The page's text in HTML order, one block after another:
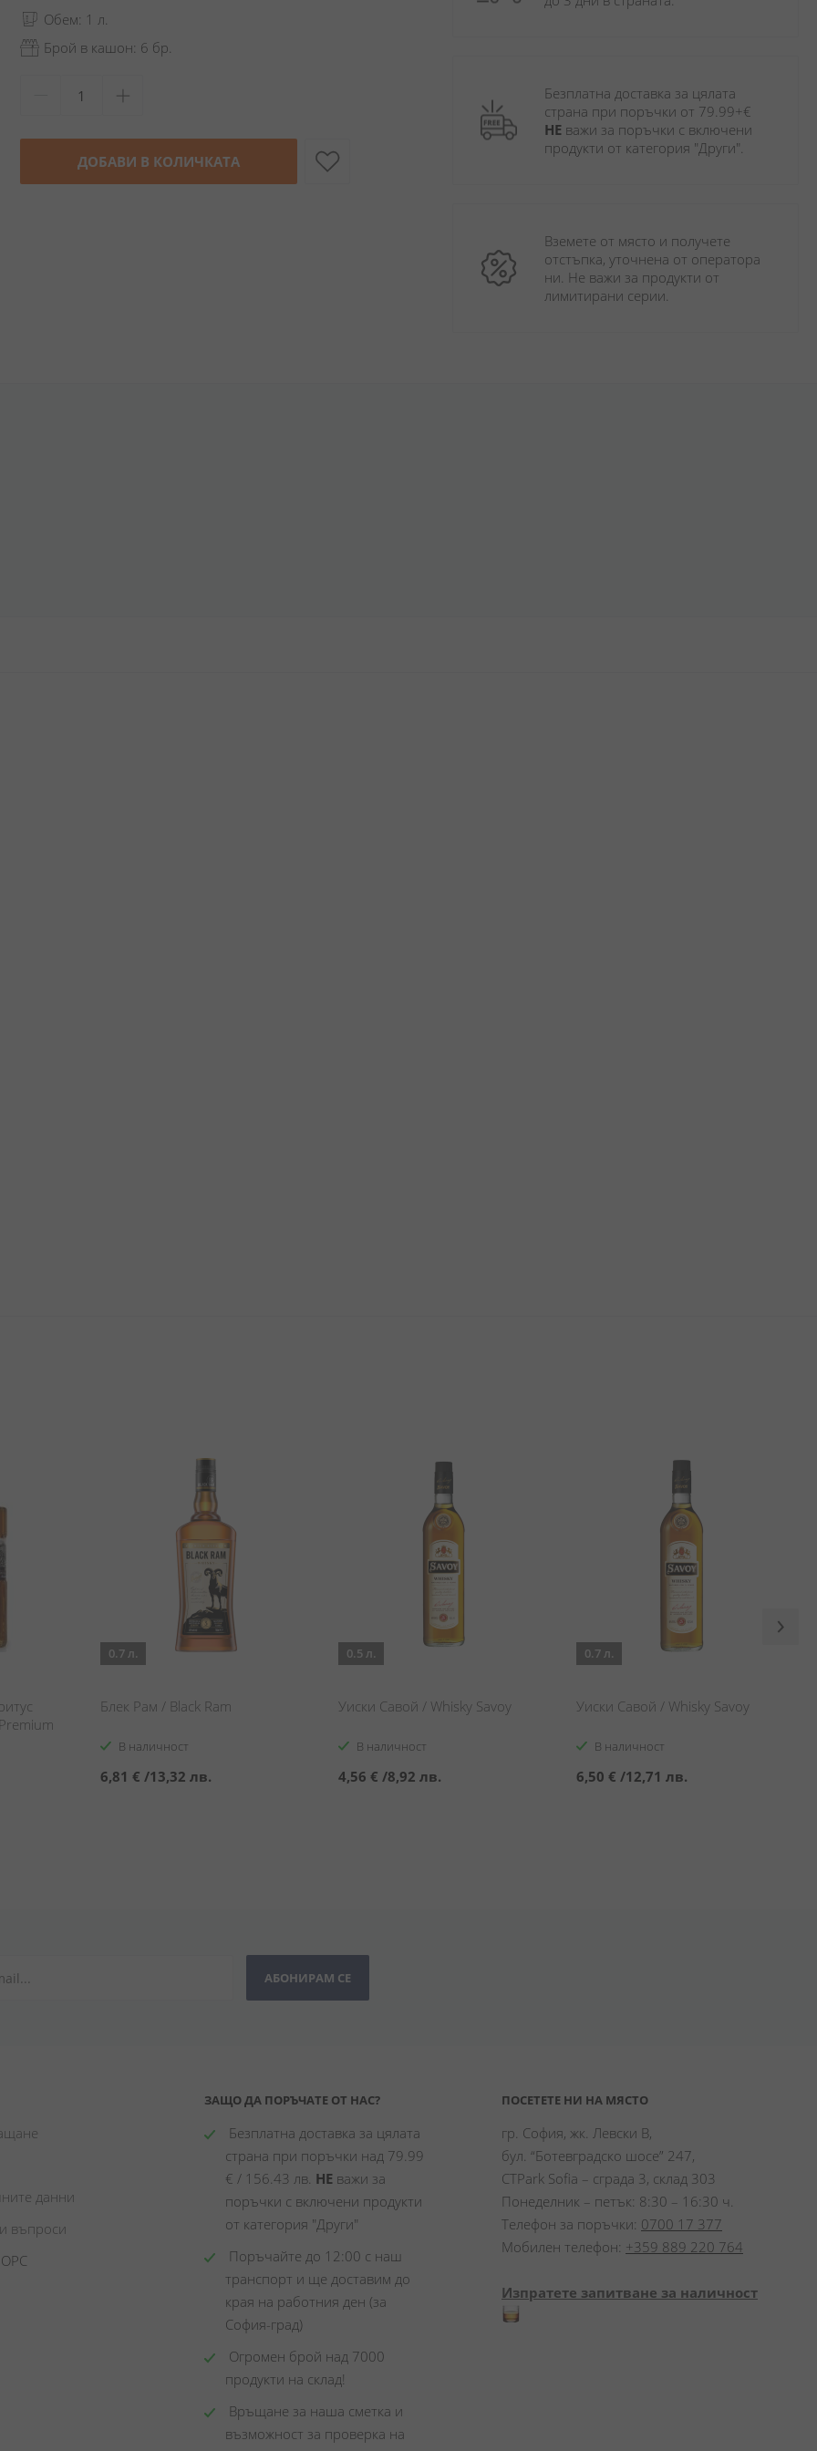
Обем: 1 л.
Брой в кашон: 6 бр.
ДОБАВИ В КОЛИЧКАТА
Безплатна доставка за цялата
НЕ важи за поръчки с включени
продукти от категория "Други".
Вземете от място и получете
отстъпка, уточнена от оператора
ни. Не важи за продукти от
лимитирани серии.
0.7 л.
Блек Рам / Black Ram
В наличност
6,81 € /13,32 лв.
0.5 л.
Уиски Савой / Whisky Savoy
В наличност
4,56 € /8,92 лв.
0.7 л.
Уиски Савой / Whisky Savoy
В наличност
6,50 € /12,71 лв.
АБОНИРАМ СЕ
данни
въпроси
ЗАЩО ДА ПОРЪЧАТЕ ОТ НАС?
Безплатна доставка за цялата
страна при поръчки над 79.99
€ / 156.43 лв. НЕ важи за
поръчки с включени продукти
от категория "Други"
Поръчайте до 12:00 с наш
транспорт и ще доставим до
края на работния ден (за
София-град)
Огромен брой над 7000
продукти на склад!
Връщане за наша сметка и
възможност за проверка на
ПОСЕТЕТЕ НИ НА МЯСТО
гр. София, жк. Левски В,
бул. “Ботевградско шосе” 247,
CTPark Sofia – сграда 3, склад 303
Понеделник – петък: 8:30 – 16:30 ч.
Телефон за поръчки: 0700 17 377
Мобилен телефон: +359 889 220 764
Изпратете запитване за наличност